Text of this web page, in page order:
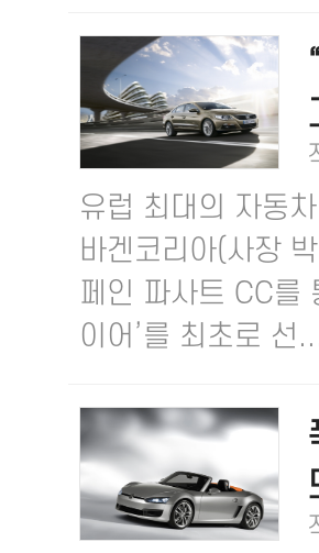
유럽 최대의 자동
바겐코리아(사장
페인 파사트 CC를
이어’를 최초로 선